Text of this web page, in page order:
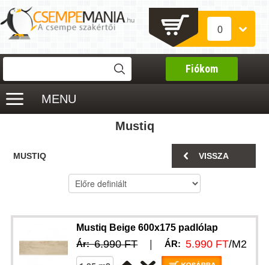
0
Fiókom
MENU
Mustiq
MUSTIQ VISSZA
Mustiq Beige 600x175 padlólap
Ár:6.990 FT|ÁR:5.990 FT/M2